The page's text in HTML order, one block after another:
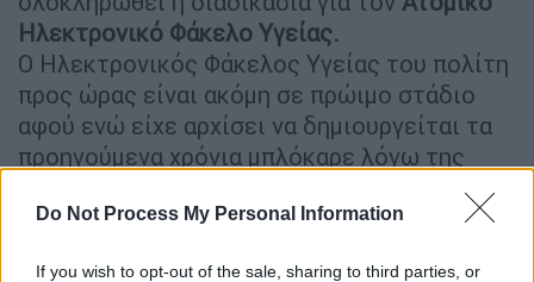
Do Not Process My Personal Information
If you wish to opt-out of the sale, sharing to third parties, or
Ηλεκτρονικό Φάκελο Υγείας.
Ο Ηλεκτρονικός Φάκελος Υγείας του πολίτη
προς ώρας είναι ακόμη σε πρώιμο στάδιο
αφού ενώ είχε αρχίσει να δημιουργείται τα
προηγούμενα χρόνια μπλόκαρε λόγω της
δημιουργούν και για τον κάθε πολίτη